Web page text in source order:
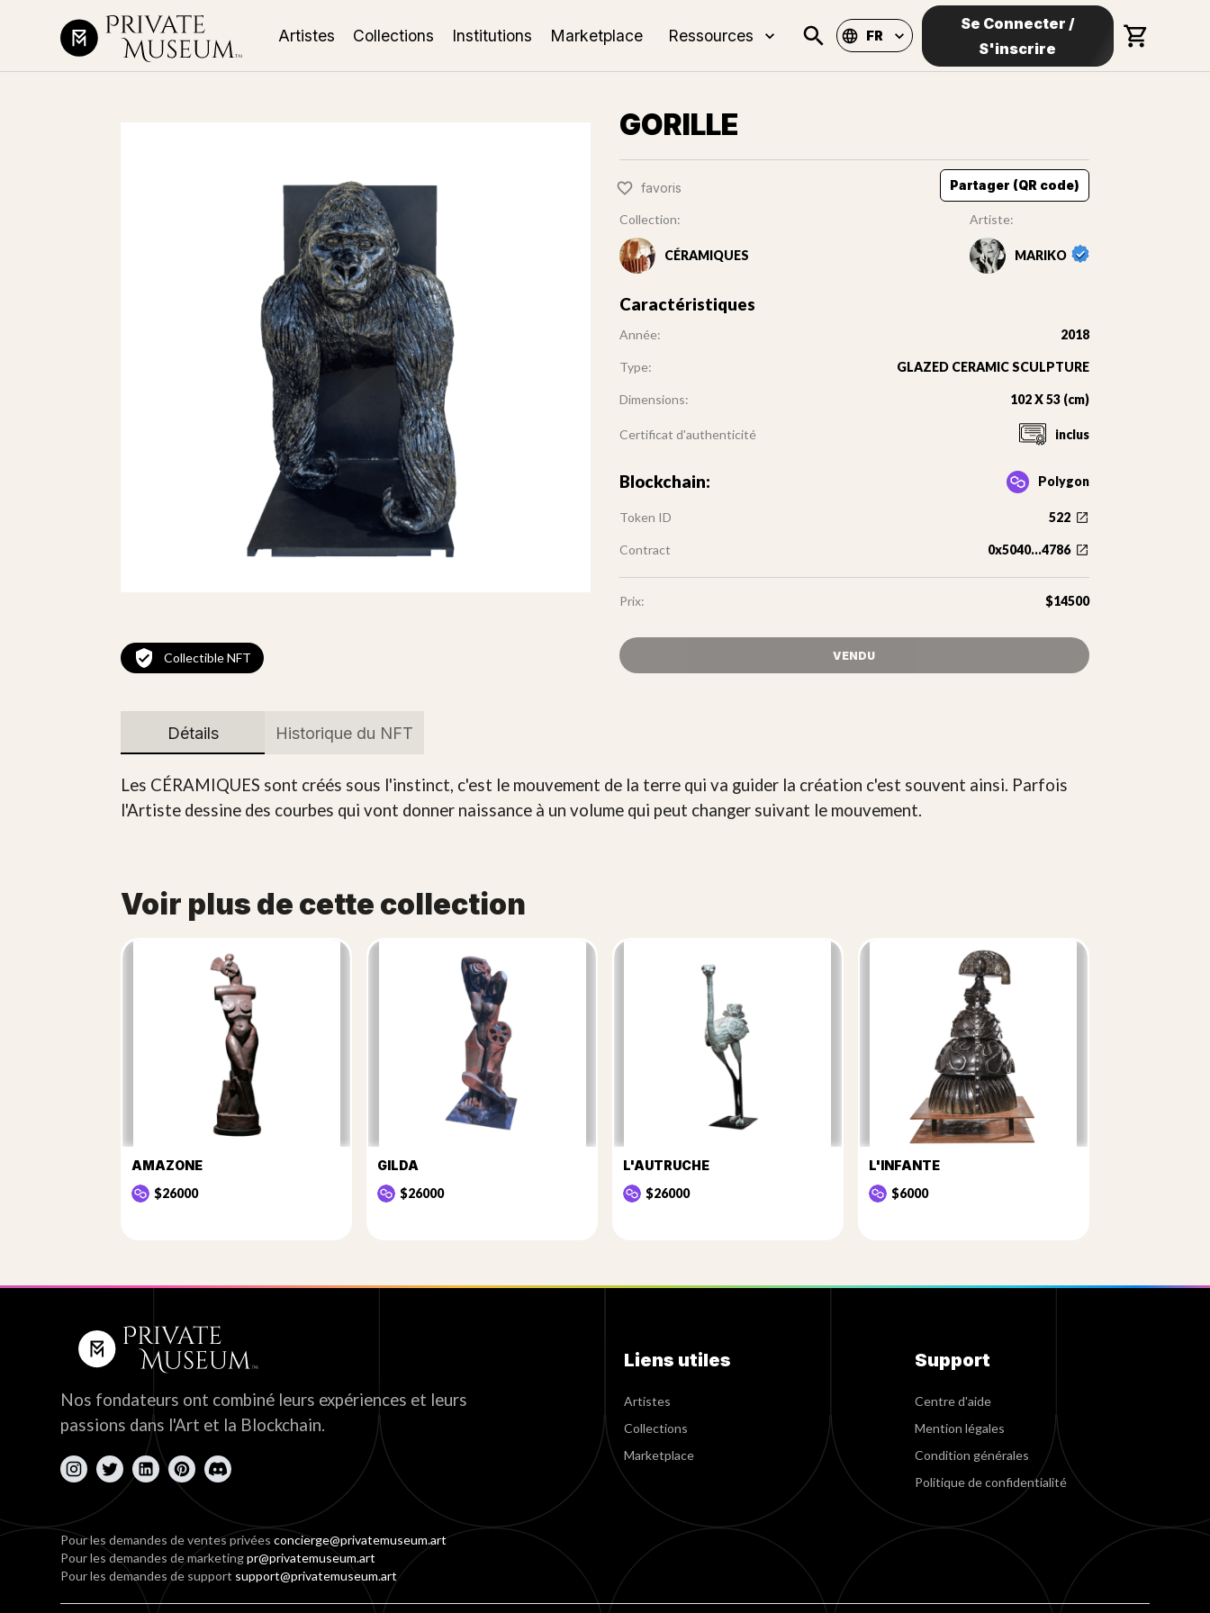
Artistes Collections Institutions Marketplace Ressources FR
Se Connecter /
S'inscrire
Collectible NFT
GORILLE
favoris Partager (QR code)
Collection:
CÉRAMIQUES
Artiste:
MARIKO
Caractéristiques
Année: 2018
Type: GLAZED CERAMIC SCULPTURE
Dimensions: 102 X 53 (cm)
Certificat d'authenticité inclus
Blockchain: Polygon
Token ID 522
Contract 0x5040...4786
Prix: $14500
VENDU
Détails Historique du NFT
Les CÉRAMIQUES sont créés sous l'instinct, c'est le mouvement de la terre qui va guider la création c'est souvent ainsi. Parfois
l'Artiste dessine des courbes qui vont donner naissance à un volume qui peut changer suivant le mouvement.
Voir plus de cette collection
AMAZONE
$26000
GILDA
$26000
L'AUTRUCHE
$26000
L'INFANTE
$6000
Nos fondateurs ont combiné leurs expériences et leurs
passions dans l'Art et la Blockchain.
Liens utiles
Artistes
Collections
Marketplace
Support
Centre d'aide
Mention légales
Condition générales
Politique de confidentialité
Pour les demandes de ventes privéesconcierge@privatemuseum.art
Pour les demandes de marketingpr@privatemuseum.art
Pour les demandes de support support@privatemuseum.art